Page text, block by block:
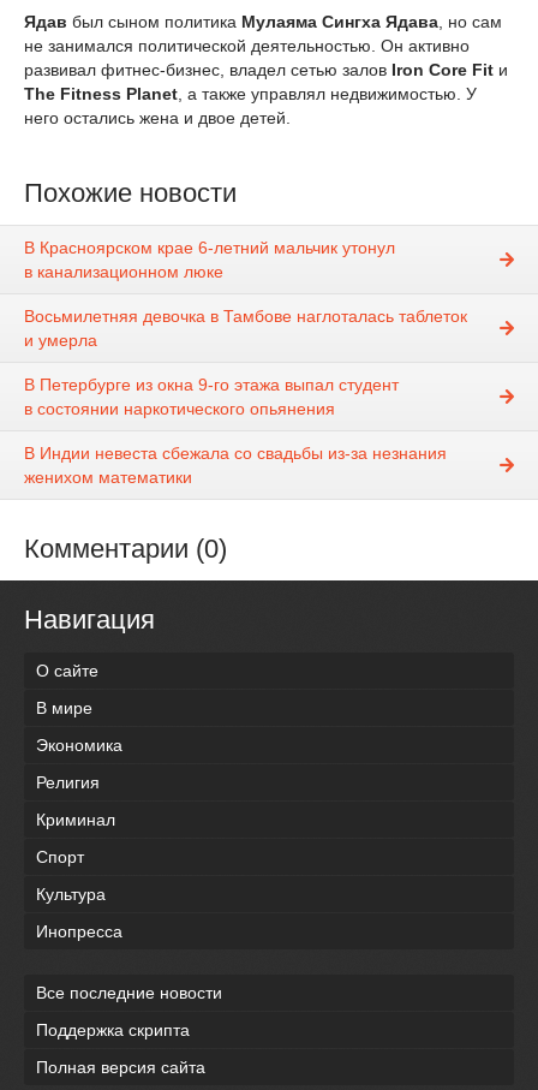
Ядав был сыном политика Мулаяма Сингха Ядава , но сам
не занимался политической деятельностью. Он активно
развивал фитнес-бизнес, владел сетью залов Iron Core Fit и
The Fitness Planet , а также управлял недвижимостью. У
него остались жена и двое детей.
Похожие новости
В Красноярском крае 6-летний мальчик утонул
в канализационном люке
Восьмилетняя девочка в Тамбове наглоталась таблеток
и умерла
В Петербурге из окна 9-го этажа выпал студент
в состоянии наркотического опьянения
В Индии невеста сбежала со свадьбы из-за незнания
женихом математики
Комментарии (0)
Навигация
О сайте
В мире
Экономика
Религия
Криминал
Спорт
Культура
Инопресса
Все последние новости
Поддержка скрипта
Полная версия сайта